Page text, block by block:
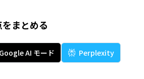
まとめる
Google AI モード
Perplexity